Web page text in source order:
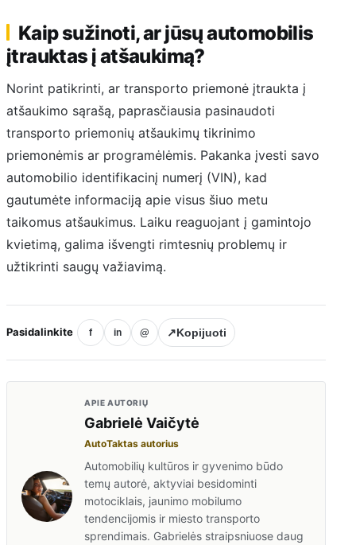
Kaip sužinoti, ar jūsų automobilis
įtrauktas į atšaukimą?
Norint patikrinti, ar transporto priemonė įtraukta į
atšaukimo sąrašą, paprasčiausia pasinaudoti
transporto priemonių atšaukimų tikrinimo
priemonėmis ar programėlėmis. Pakanka įvesti savo
automobilio identifikacinį numerį (VIN), kad
gautumėte informaciją apie visus šiuo metu
taikomus atšaukimus. Laiku reaguojant į gamintojo
kvietimą, galima išvengti rimtesnių problemų ir
užtikrinti saugų važiavimą.
Pasidalinkite f in @ ↗Kopijuoti
APIE AUTORIŲ
Gabrielė Vaičytė
AutoTaktas autorius
Automobilių kultūros ir gyvenimo būdo
temų autorė, aktyviai besidominti
motociklais, jaunimo mobilumo
tendencijomis ir miesto transporto
sprendimais. Gabrielės straipsniuose daug